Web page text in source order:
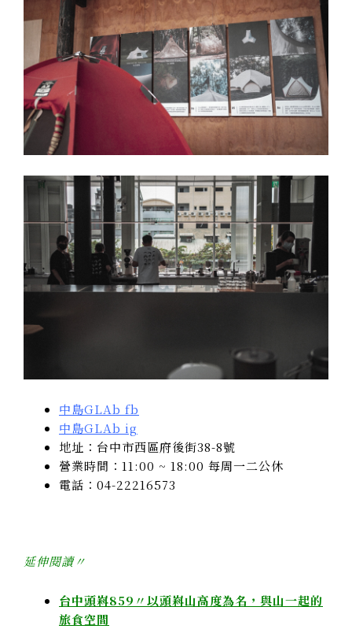
中島GLAb fb
中島GLAb ig
地址：台中市西區府後街38-8號
營業時間：11:00 ~ 18:00 每周一二公休
電話：04-22216573
延伸閱讀〃
台中頭嵙859〃以頭嵙山高度為名，與山一起的
旅食空間